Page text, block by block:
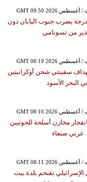
بقوة 5.1 درجة يضرب جنوب اليابان دون
من تسونامي
سفينتي شحن أوكرانيتين
البحر الأسود
مخازن أسلحة للحوثيين
غربي صنعاء
الإسرائيلي تقتحم بلدة بيت